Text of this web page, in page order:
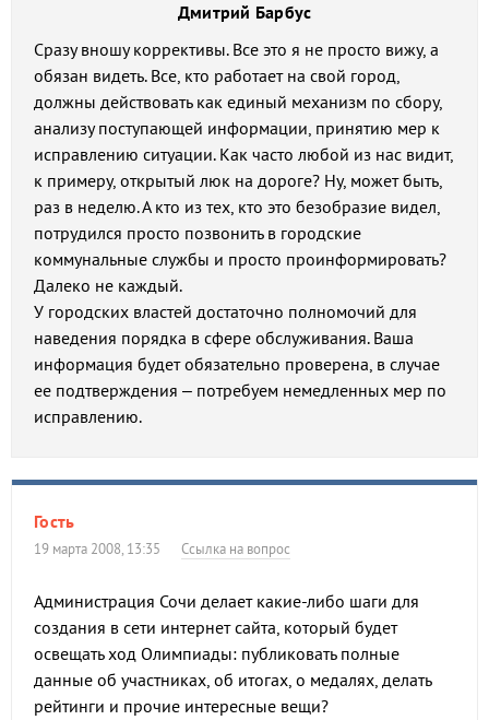
Дмитрий Барбус
Сразу вношу коррективы. Все это я не просто вижу, а
обязан видеть. Все, кто работает на свой город,
должны действовать как единый механизм по сбору,
анализу поступающей информации, принятию мер к
исправлению ситуации. Как часто любой из нас видит,
к примеру, открытый люк на дороге? Ну, может быть,
раз в неделю. А кто из тех, кто это безобразие видел,
потрудился просто позвонить в городские
коммунальные службы и просто проинформировать?
Далеко не каждый.
У городских властей достаточно полномочий для
наведения порядка в сфере обслуживания. Ваша
информация будет обязательно проверена, в случае
ее подтверждения – потребуем немедленных мер по
исправлению.
Гость
19 марта 2008, 13:35 Ссылка на вопрос
Администрация Сочи делает какие-либо шаги для
создания в сети интернет сайта, который будет
освещать ход Олимпиады: публиковать полные
данные об участниках, об итогах, о медалях, делать
рейтинги и прочие интересные вещи?